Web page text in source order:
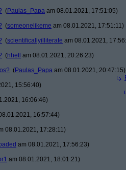
(Paulas_Papa am 08.01.2021, 17:51:05)
(someonelikeme am 08.01.2021, 17:51:11)
(scientificallyilliterate am 08.01.2021,
(hhetl am 08.01.2021, 20:26:23)
(Paulas_Papa am 08.01.2021, 20:47:15)
15:56:40)
16:06:46)
16:57:44)
08.01.2021, 17:28:11)
am 08.01.2021, 17:56:23)
am 08.01.2021, 18:01:21)